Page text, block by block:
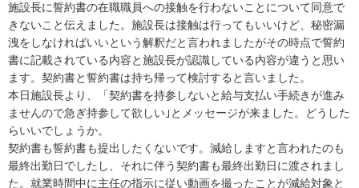
施設長に誓約書の在職職員への接触を行わないことについて同意で
きないこと伝えました。施設長は接触は行ってもいいけど、秘密漏
洩をしなければいいという解釈だと言われましたがその時点で誓約
書に記載されている内容と施設長が認識している内容が違うと思い
ます。契約書と誓約書は持ち帰って検討すると言いました。
本日施設長より、「契約書を持参しないと給与支払い手続きが進み
ませんので急ぎ持参して欲しい｣とメッセージが来ました。どうした
らいいでしょうか。
契約書も誓約書も提出したくないです。減給しますと言われたのも
最終出勤日でしたし、それに伴う契約書も最終出勤日に渡されまし
た。就業時間中に主任の指示に従い動画を撮ったことが減給対象と